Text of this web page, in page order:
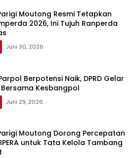
Moutong Resmi Tetapkan
2026, Ini Tujuh Ranperda
Juni 30, 2026
Berpotensi Naik, DPRD Gelar
Kesbangpol
Juni 29, 2026
Moutong Dorong Percepatan
untuk Tata Kelola Tambang